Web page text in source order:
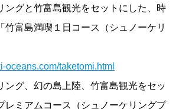
グと竹富島観光をセットにした、時
竹富島満喫１日コース（シュノーケリ
oceans.com/taketomi.html
グ、幻の島上陸、竹富島観光をセッ
レミアムコース（シュノーケリングプ